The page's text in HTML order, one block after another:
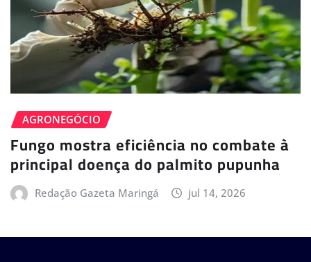
AGRONEGÓCIO
Fungo mostra eficiência no combate à
principal doença do palmito pupunha
Redação Gazeta Maringá jul 14, 2026